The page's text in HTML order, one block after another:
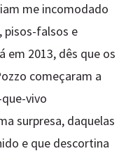
me incomodado
pisos-falsos e
em 2013, dês que os
começaram a
vivo
surpresa, daquelas
e que descortina